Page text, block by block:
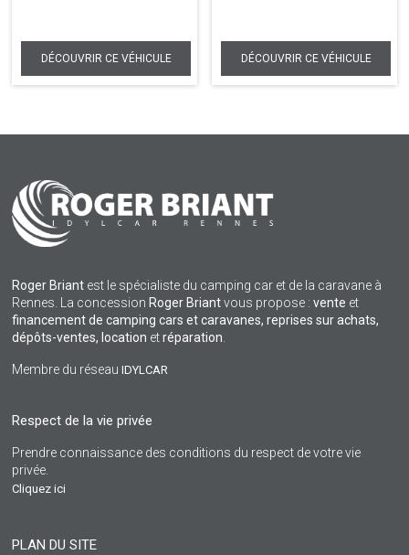
Roger Briant est le spécialiste du camping car et de la caravane à
Rennes. La concession Roger Briantvous propose : vente et
financement de camping cars et caravanes, reprises sur achats,
dépôts-ventes, location etréparation.
Membre du réseauIDYLCAR
Respect de la vie privée
Prendre connaissance des conditions du respect de votre vie
privée.
Cliquez ici
PLAN DU SITE